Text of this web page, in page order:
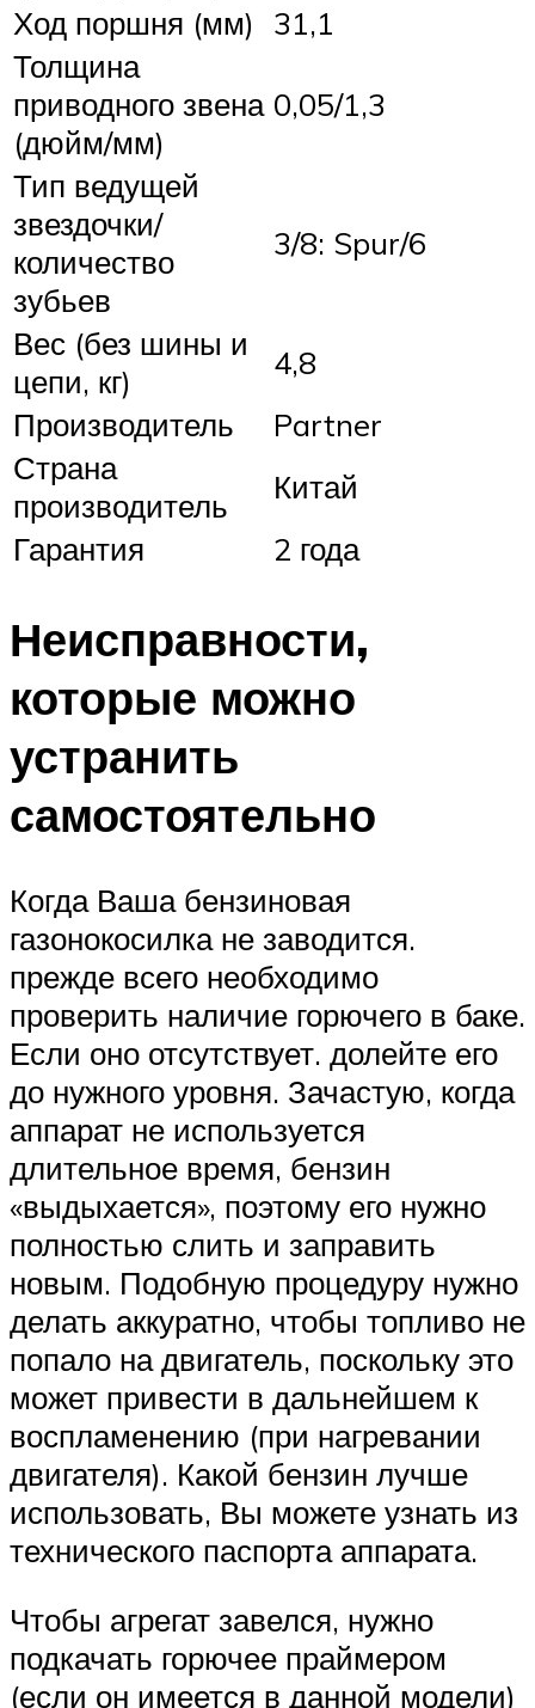
Ход поршня (мм)
31,1
Толщина
приводного звена
(дюйм/мм)
0,05/1,3
Тип ведущей
звездочки/
количество
зубьев
3/8: Spur/6
Вес (без шины и
цепи, кг)
4,8
Производитель
Partner
Страна
производитель
Китай
Гарантия
2 года
Неисправности,
которые можно
устранить
самостоятельно
Когда Ваша бензиновая
газонокосилка не заводится.
прежде всего необходимо
проверить наличие горючего в баке.
Если оно отсутствует. долейте его
до нужного уровня. Зачастую, когда
аппарат не используется
длительное время, бензин
«выдыхается», поэтому его нужно
полностью слить и заправить
новым. Подобную процедуру нужно
делать аккуратно, чтобы топливо не
попало на двигатель, поскольку это
может привести в дальнейшем к
воспламенению (при нагревании
двигателя). Какой бензин лучше
использовать, Вы можете узнать из
технического паспорта аппарата.
Чтобы агрегат завелся, нужно
подкачать горючее праймером
(если он имеется в данной модели)